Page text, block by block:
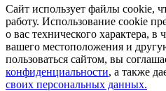
Сайт использует файлы cookie,
работу. Использование cookie
о вас технического характера, в
вашего местоположения и
пользоваться сайтом, вы
конфиденциальности, а также
своих персональных данных.